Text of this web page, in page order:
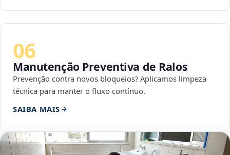
06
Manutenção Preventiva de Ralos
Prevenção contra novos bloqueios? Aplicamos limpeza
técnica para manter o fluxo contínuo.
SAIBA MAIS